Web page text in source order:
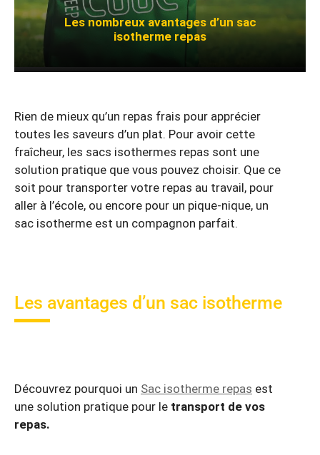
Les nombreux avantages d’un sac
isotherme repas
Rien de mieux qu’un repas frais pour apprécier
toutes les saveurs d’un plat. Pour avoir cette
fraîcheur, les sacs isothermes repas sont une
solution pratique que vous pouvez choisir. Que ce
soit pour transporter votre repas au travail, pour
aller à l’école, ou encore pour un pique-nique, un
sac isotherme est un compagnon parfait.
Les avantages d’un sac isotherme
Découvrez pourquoi un Sac isotherme repas est
une solution pratique pour le transport de vos
repas.